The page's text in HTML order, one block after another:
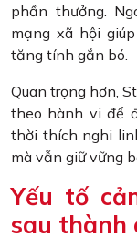
phần thưởng.
mạng xã hội
tăng tính gắn bó.
Quan trọng hơn,
theo hành vi để
thời thích nghi
mà vẫn giữ vững
Yếu tố
sau thành